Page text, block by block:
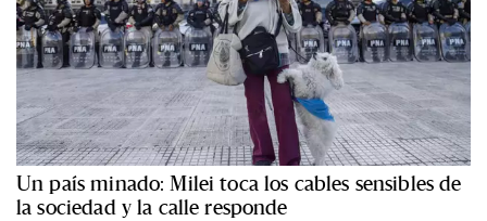
Un país minado: Milei toca los cables sensibles de
la sociedad y la calle responde